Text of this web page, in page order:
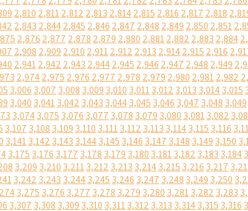
2,810 2,8112,812 2,813 2,8142,815 2,816 2,817 2,818
2,843 2,8442,845 2,846 2,847 2,848 2,849 2,850 2,851
2,876 2,877 2,878 2,879 2,880 2,8812,882 2,883 2,884
2,908 2,909 2,910 2,9112,912 2,913 2,9142,915 2,916
2,9412,942 2,943 2,9442,945 2,946 2,947 2,948 2,949
2,9742,975 2,976 2,977 2,978 2,979 2,980 2,9812,982
3,006 3,007 3,008 3,009 3,010 3,0113,012 3,013 3,0143,015
3,040 3,0413,042 3,043 3,0443,045 3,046 3,047 3,048 3,049
3,0743,075 3,076 3,077 3,078 3,079 3,080 3,0813,082
3,107 3,108 3,109 3,110 3,1113,112 3,113 3,1143,115 3,116
3,1413,142 3,143 3,1443,145 3,146 3,147 3,148 3,149 3,150
3,175 3,176 3,177 3,178 3,179 3,180 3,1813,182 3,183 3,184
3,209 3,210 3,2113,212 3,213 3,2143,215 3,216 3,217
3,242 3,243 3,2443,245 3,246 3,247 3,248 3,249 3,250
3,275 3,276 3,277 3,278 3,279 3,280 3,2813,282 3,283
3,307 3,308 3,309 3,310 3,3113,312 3,313 3,3143,315 3,316